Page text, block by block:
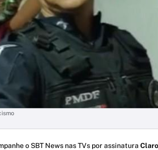
o SBT News nas TVs por assinatura Claro